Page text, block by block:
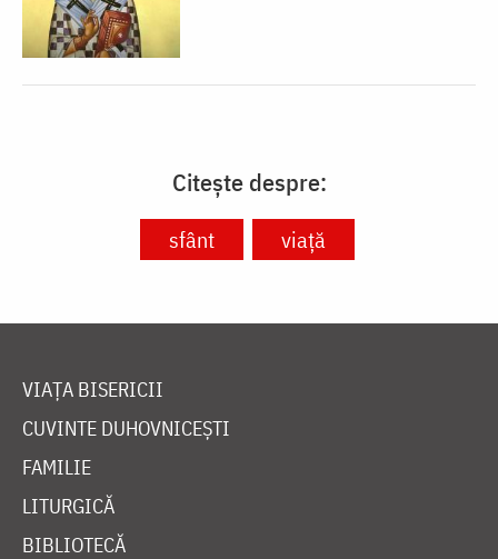
Citește despre:
sfânt viață
VIAȚA BISERICII
CUVINTE DUHOVNICEȘTI
FAMILIE
LITURGICĂ
BIBLIOTECĂ